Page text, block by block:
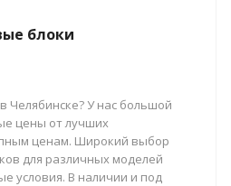
блоки
Челябинске? У нас большой
цены от лучших
ценам. Широкий выбор
для различных моделей
условия. В наличии и под